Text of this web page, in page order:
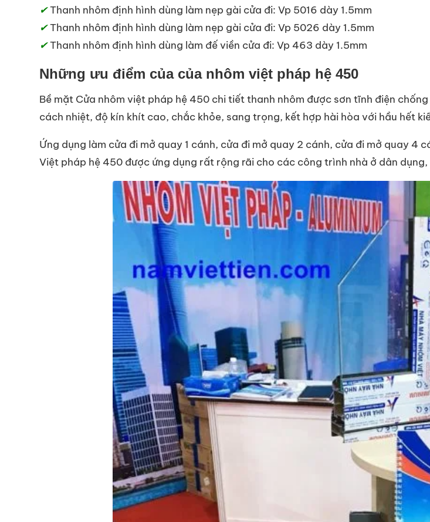
✔Thanh nhôm định hình dùng làm nẹp gài cửa đi: Vp 5016 dày 1.5mm
✔Thanh nhôm định hình dùng làm nẹp gài cửa đi: Vp 5026 dày 1.5mm
✔Thanh nhôm định hình dùng làm đế viền cửa đi: Vp 463 dày 1.5mm
Những ưu điểm của của nhôm việt pháp hệ 450
Bề mặt Cửa nhôm việt pháp hệ 450 chi tiết thanh nhôm được sơn tĩnh điện
cách nhiệt, độ kín khít cao, chắc khỏe, sang trọng, kết hợp hài hòa với hầu hết
Ứng dụng làm cửa đi mở quay 1 cánh, cửa đi mở quay 2 cánh, cửa đi mở quay
Việt pháp hệ 450 được ứng dụng rất rộng rãi cho các công trình nhà ở dân